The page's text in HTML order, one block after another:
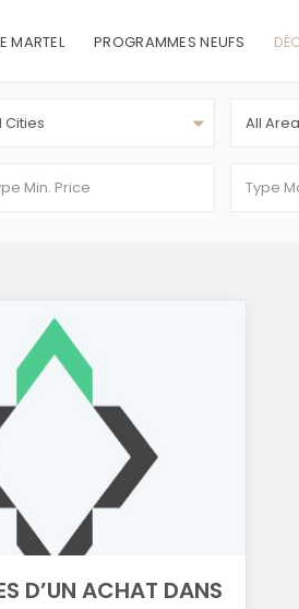
MARTEL PROGRAMMES NEUFS
Cities All
D’UN ACHAT DANS